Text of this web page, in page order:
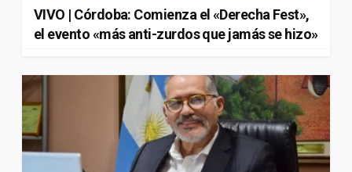
VIVO | Córdoba: Comienza el «Derecha Fest»,
el evento «más anti-zurdos que jamás se hizo»